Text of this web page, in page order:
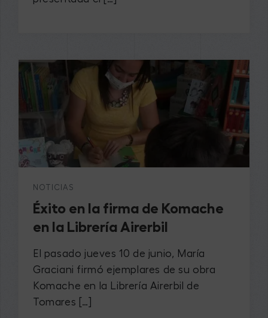
NOTICIAS
Éxito en la firma de Komache
en la Librería Airerbil
El pasado jueves 10 de junio, María
Graciani firmó ejemplares de su obra
Komache en la Librería Airerbil de
Tomares […]